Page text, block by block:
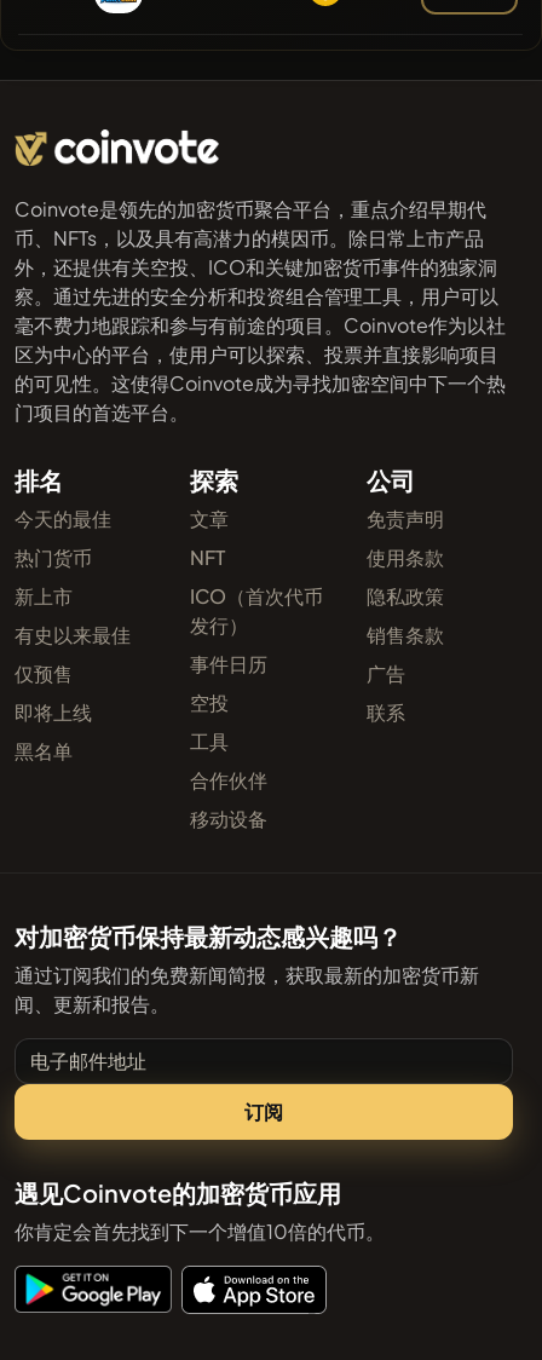
Coinvote是领先的加密货币聚合平台，重点介绍早期代
币、NFTs，以及具有高潜力的模因币。除日常上市产品
外，还提供有关空投、ICO和关键加密货币事件的独家洞
察。通过先进的安全分析和投资组合管理工具，用户可以
毫不费力地跟踪和参与有前途的项目。Coinvote作为以社
区为中心的平台，使用户可以探索、投票并直接影响项目
的可见性。这使得Coinvote成为寻找加密空间中下一个热
门项目的首选平台。
排名
今天的最佳
热门货币
新上市
有史以来最佳
仅预售
即将上线
黑名单
探索
文章
NFT
ICO（首次代币
发行）
事件日历
空投
工具
合作伙伴
移动设备
公司
免责声明
使用条款
隐私政策
销售条款
广告
联系
对加密货币保持最新动态感兴趣吗？
通过订阅我们的免费新闻简报，获取最新的加密货币新
闻、更新和报告。
电子邮件地址
订阅
遇见Coinvote的加密货币应用
你肯定会首先找到下一个增值10倍的代币。